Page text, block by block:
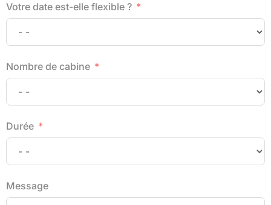
Votre date est-elle flexible ?
Nombre de cabine
Durée
Message